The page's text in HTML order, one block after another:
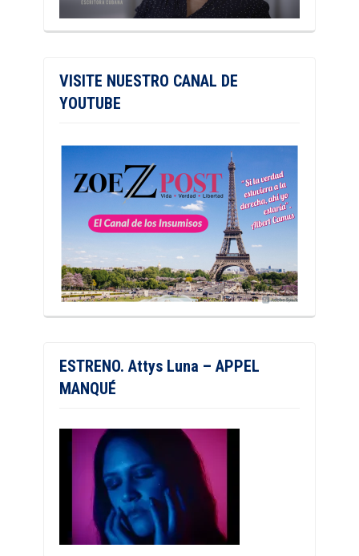
VISITE NUESTRO CANAL DE
YOUTUBE
ESTRENO. Attys Luna – APPEL
MANQUÉ